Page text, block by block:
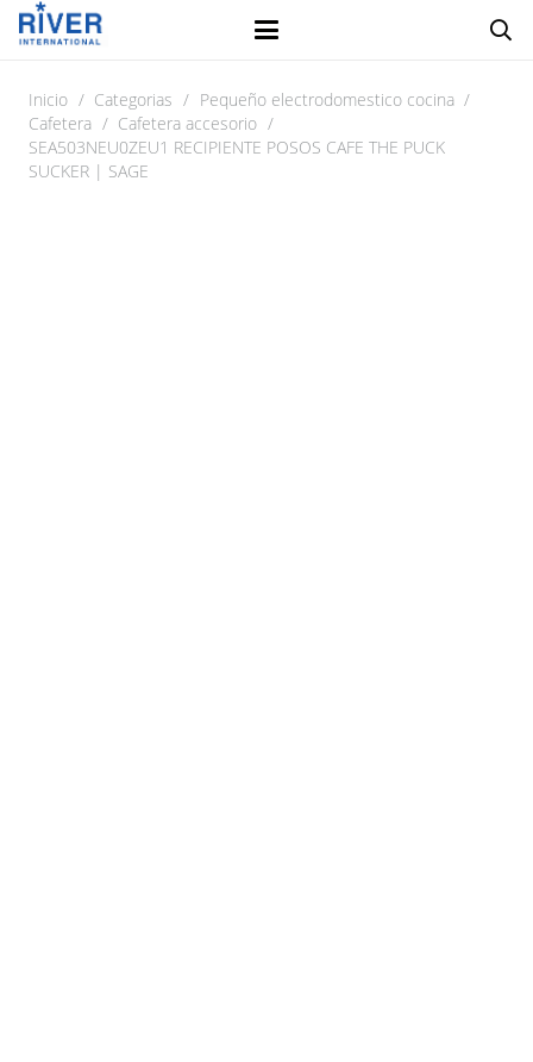
Inicio / Categorias / Pequeño electrodomestico cocina /
Cafetera / Cafetera accesorio /
SEA503NEU0ZEU1 RECIPIENTE POSOS CAFE THE PUCK
SUCKER | SAGE